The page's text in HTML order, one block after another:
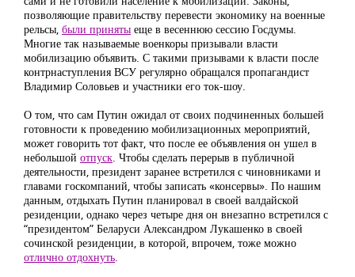
позволяющие правительству перевести экономику на военные
рельсы, были приняты еще в весеннюю сессию Госдумы.
Многие так называемые военкоры призывали власти
мобилизацию объявить. С такими призывами к власти после
контрнаступления ВСУ регулярно обращался пропагандист
Владимир Соловьев и участники его ток-шоу.
О том, что сам Путин ожидал от своих подчиненных большей
готовности к проведению мобилизационных мероприятий,
может говорить тот факт, что после ее объявления он ушел в
небольшой отпуск. Чтобы сделать перерыв в публичной
деятельности, президент заранее встретился с чиновниками и
главами госкомпаний, чтобы записать «консервы». По нашим
данным, отдыхать Путин планировал в своей валдайской
резиденции, однако через четыре дня он внезапно встретился с
“президентом” Беларуси Александром Лукашенко в своей
сочинской резиденции, в которой, впрочем, тоже можно
отлично отдохнуть.